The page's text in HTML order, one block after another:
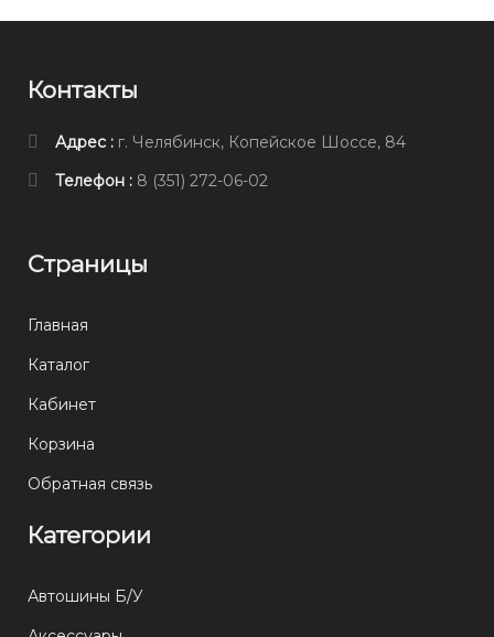
Контакты
Адрес : г. Челябинск, Копейское Шоссе, 84
Телефон : 8 (351) 272-06-02
Страницы
Главная
Каталог
Кабинет
Корзина
Обратная связь
Категории
Автошины Б/У